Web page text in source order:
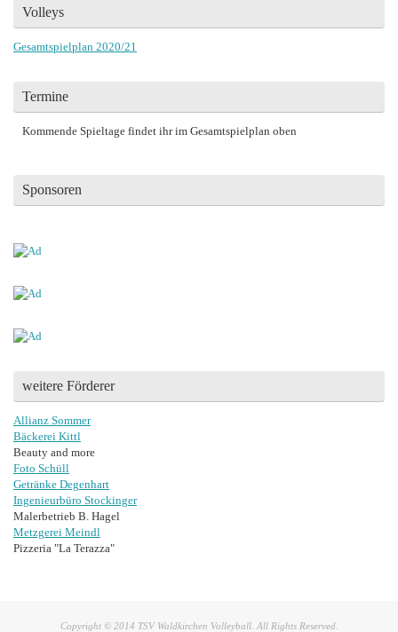
Volleys
Gesamtspielplan 2020/21
Termine
Kommende Spieltage findet ihr im Gesamtspielplan oben
Sponsoren
weitere Förderer
Allianz Sommer
Bäckerei Kittl
Beauty and more
Foto Schüll
Getränke Degenhart
Ingenieurbüro Stockinger
Malerbetrieb B. Hagel
Metzgerei Meindl
Pizzeria "La Terazza"
Copyright © 2014 TSV Waldkirchen Volleyball. All Rights Reserved.